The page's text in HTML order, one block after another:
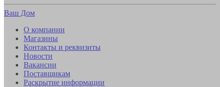
Ваш Дом
О компании
Магазины
Контакты и реквизиты
Новости
Вакансии
Поставщикам
Раскрытие информации